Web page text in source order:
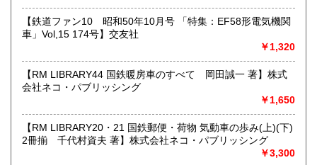
【鉄道ファン10 昭和50年10月号 「特集：EF58形電気機関
車」Vol,15 174号】交友社
￥1,320
【RM LIBRARY44 国鉄暖房車のすべて 岡田誠一 著】株式
会社ネコ・パブリッシング
￥1,650
【RM LIBRARY20・21 国鉄郵便・荷物 気動車の歩み(上)(下)
2冊揃 千代村資夫 著】株式会社ネコ・パブリッシング
￥3,300